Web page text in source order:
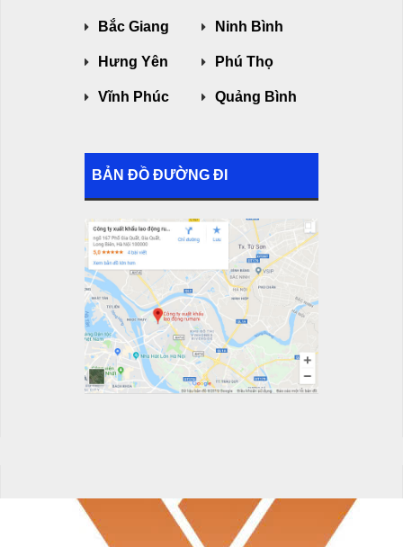
Bắc Giang Ninh Bình
Hưng Yên Phú Thọ
Vĩnh Phúc Quảng Bình
BẢN ĐỒ ĐƯỜNG ĐI